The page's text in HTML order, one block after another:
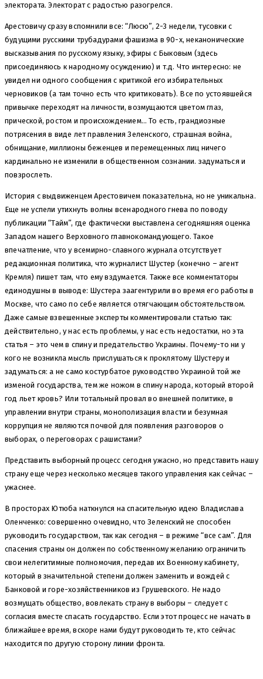
электората. Электорат с радостью разогрелся.
Арестовичу сразу вспомнили все: “Люсю”, 2-3 недели, тусовки с
будущими русскими трубадурами фашизма в 90-х, неканонические
высказывания по русскому языку, эфиры с Быковым (здесь
присоединяюсь к народному осуждению) и т.д. Что интересно: не
увидел ни одного сообщения с критикой его избирательных
черновиков (а там точно есть что критиковать). Все по устоявшейся
привычке переходят на личности, возмущаются цветом глаз,
прической, ростом и происхождением… То есть, грандиозные
потрясения в виде лет правления Зеленского, страшная война,
обнищание, миллионы беженцев и перемещенных лиц ничего
кардинально не изменили в общественном сознании. задуматься и
повзрослеть.
История с выдвиженцем Арестовичем показательна, но не уникальна.
Еще не успели утихнуть волны всенародного гнева по поводу
публикации “Тайм”, где фактически выставлена сегодняшняя оценка
Западом нашего Верховного главнокомандующего. Такое
впечатление, что у всемирно-славного журнала отсутствует
редакционная политика, что журналист Шустер (конечно – агент
Кремля) пишет там, что ему вздумается. Также все комментаторы
единодушны в выводе: Шустера заагентурили во время его работы в
Москве, что само по себе является отягчающим обстоятельством.
Даже самые взвешенные эксперты комментировали статью так:
действительно, у нас есть проблемы, у нас есть недостатки, но эта
статья – это чем в спину и предательство Украины. Почему-то ни у
кого не возникла мысль прислушаться к проклятому Шустеру и
задуматься: а не само костурбатое руководство Украиной той же
изменой государства, тем же ножом в спину народа, который второй
год льет кровь? Или тотальный провал во внешней политике, в
управлении внутри страны, монополизация власти и безумная
коррупция не являются почвой для появления разговоров о
выборах, о переговорах с рашистами?
Представить выборный процесс сегодня ужасно, но представить нашу
страну еще через несколько месяцев такого управления как сейчас –
ужаснее.
В просторах Ютюба наткнулся на спасительную идею Владислава
Оленченко: совершенно очевидно, что Зеленский не способен
руководить государством, так как сегодня – в режиме “все сам”. Для
спасения страны он должен по собственному желанию ограничить
свои нелегитимные полномочия, передав их Военному кабинету,
который в значительной степени должен заменить и вождей с
Банковой и горе-хозяйственников из Грушевского. Не надо
возмущать общество, вовлекать страну в выборы – следует с
согласия вместе спасать государство. Если этот процесс не начать в
ближайшее время, вскоре нами будут руководить те, кто сейчас
находится по другую сторону линии фронта.